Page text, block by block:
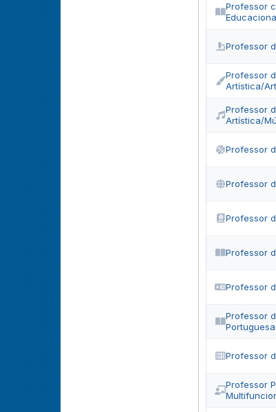
Professor
Professor
Professor
Artística/
Professor
Artística/
Professor
Professor
Professor
Professor
Professor
Professor
Portuguesa
Professor
Professor